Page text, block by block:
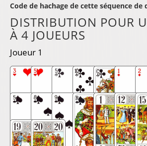
Code de hachage de cette séquence
DISTRIBUTION POUR
À 4 JOUEURS
Joueur 1